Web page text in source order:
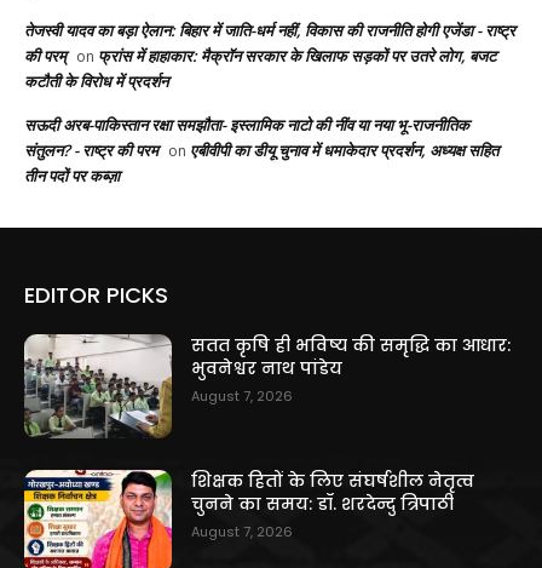
तेजस्वी यादव का बड़ा ऐलान: बिहार में जाति-धर्म नहीं, विकास की राजनीति होगी एजेंडा - राष्ट्र
की परम् on फ्रांस में हाहाकार: मैक्रॉन सरकार के खिलाफ सड़कों पर उतरे लोग, बजट
कटौती के विरोध में प्रदर्शन
सऊदी अरब-पाकिस्तान रक्षा समझौता- इस्लामिक नाटो की नींव या नया भू-राजनीतिक
संतुलन? - राष्ट्र की परम on एबीवीपी का डीयू चुनाव में धमाकेदार प्रदर्शन, अध्यक्ष सहित
तीन पदों पर कब्ज़ा
EDITOR PICKS
सतत कृषि ही भविष्य की समृद्धि का आधार:
भुवनेश्वर नाथ पांडेय
August 7, 2026
शिक्षक हितों के लिए संघर्षशील नेतृत्व
चुनने का समय: डॉ. शरदेन्दु त्रिपाठी
August 7, 2026